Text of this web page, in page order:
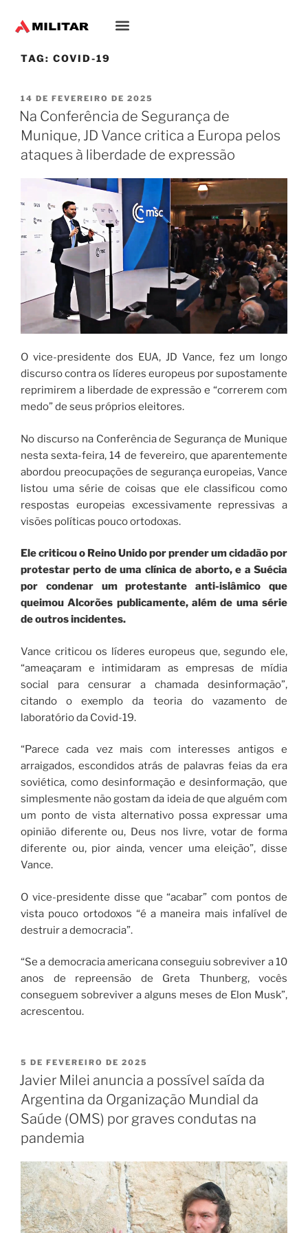
TAG: COVID-19
14 DE FEVEREIRO DE 2025
Na Conferência de Segurança de
Munique, JD Vance critica a Europa pelos
ataques à liberdade de expressão
O vice-presidente dos EUA, JD Vance, fez um longo
discurso contra os líderes europeus por supostamente
reprimirem a liberdade de expressão e “correrem com
medo” de seus próprios eleitores.
No discurso na Conferência de Segurança de Munique
nesta sexta-feira, 14 de fevereiro, que aparentemente
abordou preocupações de segurança europeias, Vance
listou uma série de coisas que ele classificou como
respostas europeias excessivamente repressivas a
visões políticas pouco ortodoxas.
Ele criticou o Reino Unido por prender um cidadão por
protestar perto de uma clínica de aborto, e a Suécia
por condenar um protestante anti-islâmico que
queimou Alcorões publicamente, além de uma série
de outros incidentes.
Vance criticou os líderes europeus que, segundo ele,
“ameaçaram e intimidaram as empresas de mídia
social para censurar a chamada desinformação”,
citando o exemplo da teoria do vazamento de
laboratório da Covid-19.
“Parece cada vez mais com interesses antigos e
arraigados, escondidos atrás de palavras feias da era
soviética, como desinformação e desinformação, que
simplesmente não gostam da ideia de que alguém com
um ponto de vista alternativo possa expressar uma
opinião diferente ou, Deus nos livre, votar de forma
diferente ou, pior ainda, vencer uma eleição”, disse
Vance.
O vice-presidente disse que “acabar” com pontos de
vista pouco ortodoxos “é a maneira mais infalível de
destruir a democracia”.
“Se a democracia americana conseguiu sobreviver a 10
anos de repreensão de Greta Thunberg, vocês
conseguem sobreviver a alguns meses de Elon Musk”,
acrescentou.
5 DE FEVEREIRO DE 2025
Javier Milei anuncia a possível saída da
Argentina da Organização Mundial da
Saúde (OMS) por graves condutas na
pandemia